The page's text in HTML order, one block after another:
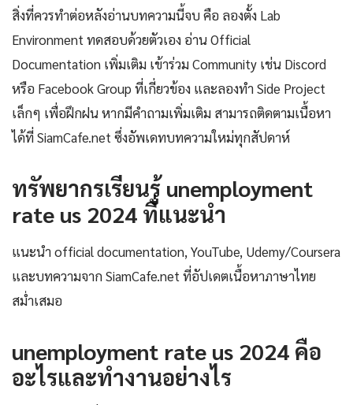
สิ่งที่ควรทำต่อหลังอ่านบทความนี้จบ คือ ลองตั้ง Lab
Environment ทดสอบด้วยตัวเอง อ่าน Official
Documentation เพิ่มเติม เข้าร่วม Community เช่น Discord
หรือ Facebook Group ที่เกี่ยวข้อง และลองทำ Side Project
เล็กๆ เพื่อฝึกฝน หากมีคำถามเพิ่มเติม สามารถติดตามเนื้อหา
ได้ที่ SiamCafe.net ซึ่งอัพเดทบทความใหม่ทุกสัปดาห์
ทรัพยากรเรียนรู้ unemployment
rate us 2024 ที่แนะนำ
แนะนำ official documentation, YouTube, Udemy/Coursera
และบทความจาก SiamCafe.net ที่อัปเดตเนื้อหาภาษาไทย
สม่ำเสมอ
unemployment rate us 2024 คือ
อะไรและทำงานอย่างไร